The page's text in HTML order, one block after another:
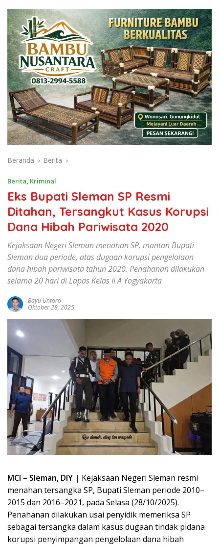
Beranda Berita
Berita, Kriminal
Eks Bupati Sleman SP Resmi
Ditahan, Tersangkut Kasus Korupsi
Dana Hibah Pariwisata 2020
Kejaksaan Negeri Sleman menahan SP, mantan Bupati
Sleman dua periode, atas dugaan korupsi pengelolaan
dana hibah pariwisata tahun 2020. Penahanan dilakukan
selama 20 hari di Lapas Kelas II A Yogyakarta
Bayu Untoro
Oktober 28, 2025
MCI – Sleman, DIY | Kejaksaan Negeri Sleman resmi
menahan tersangka SP, Bupati Sleman periode 2010–
2015 dan 2016–2021, pada Selasa (28/10/2025).
Penahanan dilakukan usai penyidik memeriksa SP
sebagai tersangka dalam kasus dugaan tindak pidana
korupsi penyimpangan pengelolaan dana hibah